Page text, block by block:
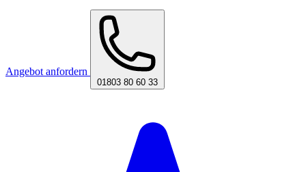
Angebot anfordern
01803 80 60 33